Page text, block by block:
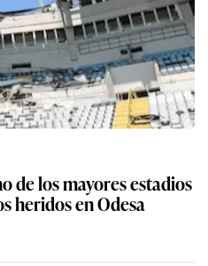
de los mayores estadios
heridos en Odesa